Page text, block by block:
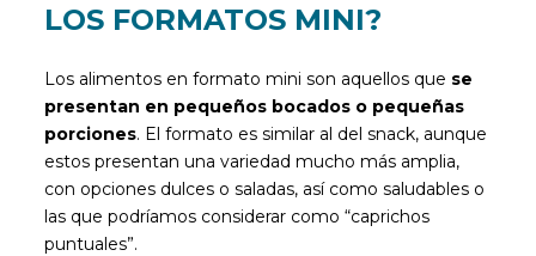
LOS FORMATOS MINI?
Los alimentos en formato mini son aquellos que se
presentan en pequeños bocados o pequeñas
porciones. El formato es similar al del snack, aunque
estos presentan una variedad mucho más amplia,
con opciones dulces o saladas, así como saludables o
las que podríamos considerar como “caprichos
puntuales”.